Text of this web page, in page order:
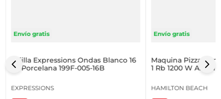
Envío gratis
Vajilla Expressions Ondas Blanco 16
Pz Porcelana 199F-005-16B
EXPRESSIONS
Envío gratis
Maquina Pizza
1 Rb 1200 W
HAMILTON BEACH